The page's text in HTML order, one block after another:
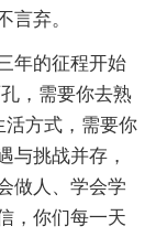
言弃。
年的征程开始
，需要你去熟
活方式，需要你
与挑战并存，
做人、学会学
，你们每一天